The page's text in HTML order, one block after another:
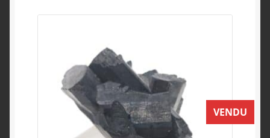
VENDU